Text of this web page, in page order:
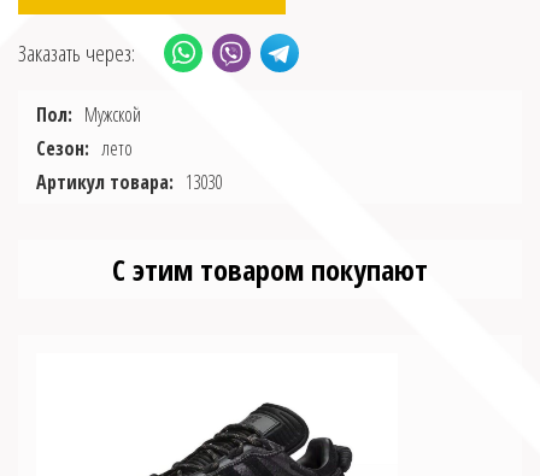
Заказать через:
Пол: Мужской
Сезон: лето
Артикул товара: 13030
С этим товаром покупают